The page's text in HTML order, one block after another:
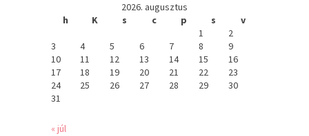
2026. augusztus
h
K s c p s
v
1
2
3
4 5 6 7 8
9
10
11 12 13 14 15
16
17
18 19 20 21 22
23
24
25 26 27 28 29
30
31
« júl